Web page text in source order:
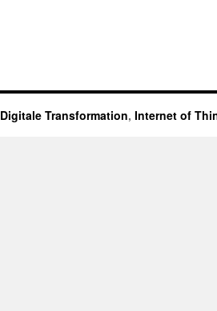
Digitale Transformation, Internet of